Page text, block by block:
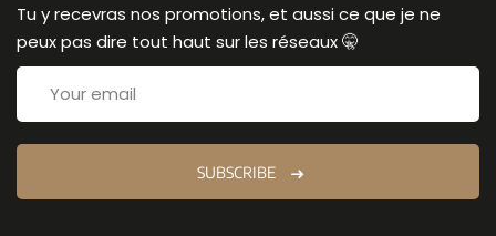
Tu y recevras nos promotions, et aussi ce que je ne
peux pas dire tout haut sur les réseaux 🤫
SUBSCRIBE